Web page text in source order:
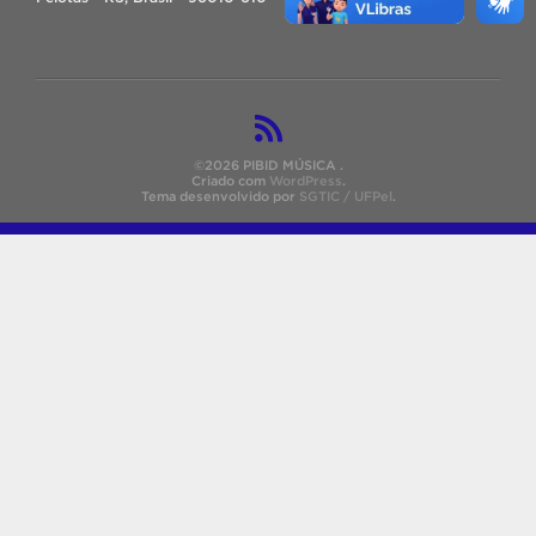
©2026 PIBID MÚSICA .
Criado com WordPress.
Tema desenvolvido por SGTIC / UFPel.